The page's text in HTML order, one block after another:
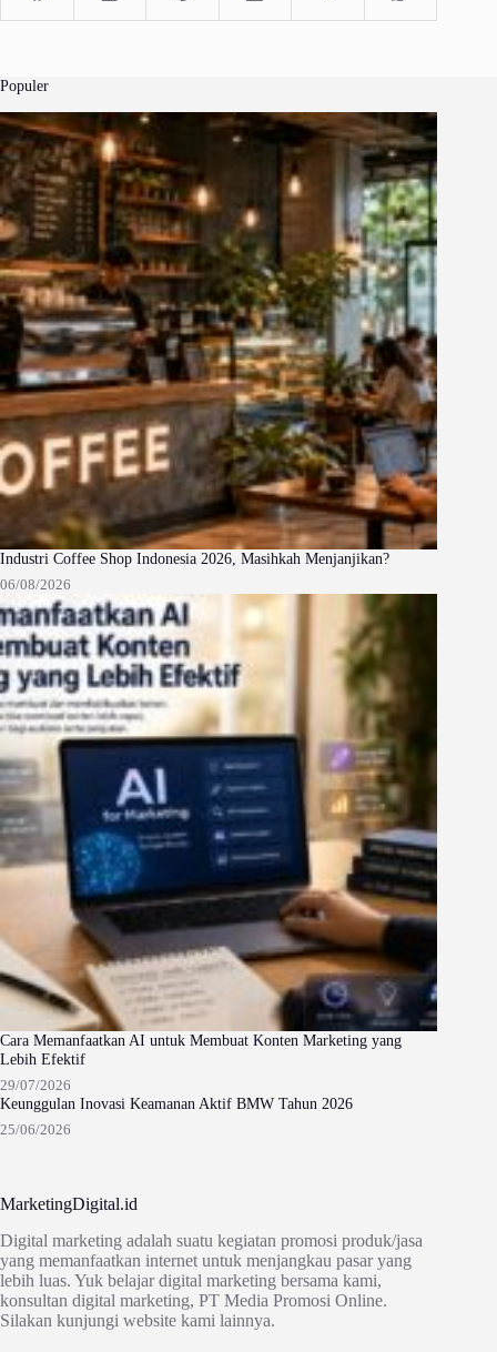
Populer
Industri Coffee Shop Indonesia 2026, Masihkah Menjanjikan?
06/08/2026
Cara Memanfaatkan AI untuk Membuat Konten Marketing yang
Lebih Efektif
29/07/2026
Keunggulan Inovasi Keamanan Aktif BMW Tahun 2026
25/06/2026
MarketingDigital.id
Digital marketing adalah suatu kegiatan promosi produk/jasa
yang memanfaatkan internet untuk menjangkau pasar yang
lebih luas. Yuk belajar digital marketing bersama kami,
konsultan digital marketing, PT Media Promosi Online.
Silakan kunjungi website kami lainnya.